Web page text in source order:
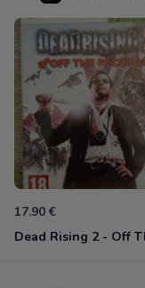
17.90 €